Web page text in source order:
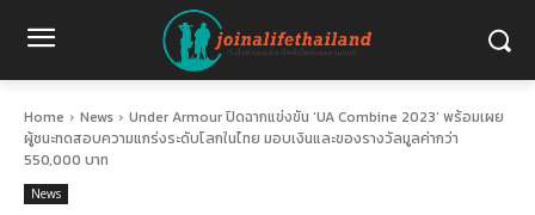
Home News
Under Armour ปิดฉากแข่งขัน ‘UA Combine 2023’ พร้อมเผย
ผู้ชนะทดสอบความแกร่งระดับโลกในไทย มอบเงินและของรางวัลมูลค่ากว่า
550,000 บาท
News